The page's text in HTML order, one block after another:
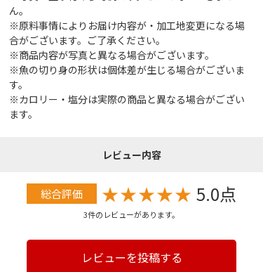
ん。
※原料事情によりお届け内容が・加工地変更になる場
合がございます。ご了承ください。
※商品内容が写真と異なる場合がございます。
※魚の切り身の形状は個体差が生じる場合がございま
す。
※カロリー・塩分は実際の商品と異なる場合がござい
ます。
レビュー内容
総合評価 ★★★★★ 5.0点
3件のレビューがあります。
レビューを投稿する